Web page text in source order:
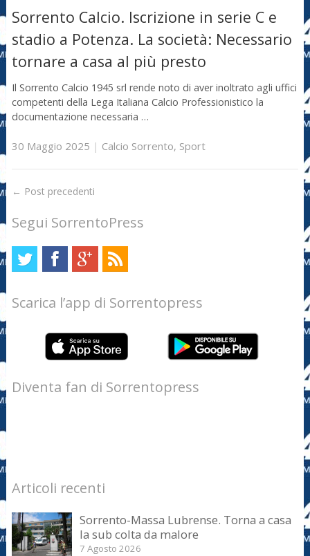
Sorrento Calcio. Iscrizione in serie C e
stadio a Potenza. La società: Necessario
tornare a casa al più presto
Il Sorrento Calcio 1945 srl rende noto di aver inoltrato agli uffici
competenti della Lega Italiana Calcio Professionistico la
documentazione necessaria …
30 Maggio 2025 | Calcio Sorrento, Sport
← Post precedenti
Segui SorrentoPress
Scarica l’app di Sorrentopress
Diventa fan di Sorrentopress
Articoli recenti
Sorrento-Massa Lubrense. Torna a casa
la sub colta da malore
7 Agosto 2026